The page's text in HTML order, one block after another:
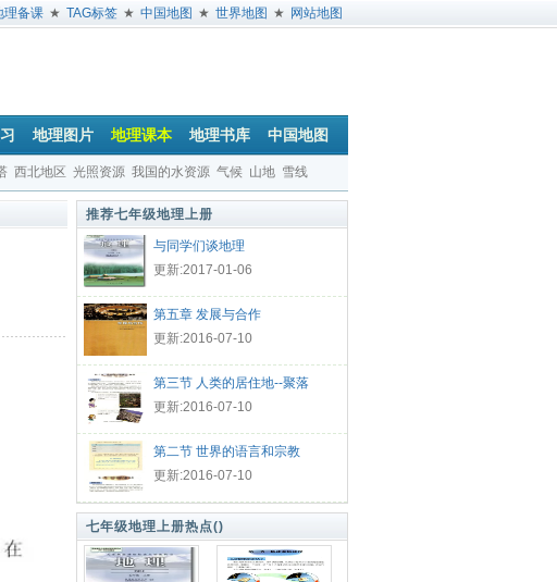
理备课 ★ TAG标签 ★ 中国地图 ★ 世界地图 ★ 网站地图
地理图片 地理课本 地理书库
中国地图
西北地区 光照资源 我国的水资源 气候 山地 雪线
推荐七年级地理上册
与同学们谈地理
更新:2017-01-06
第五章 发展与合作
更新:2016-07-10
第三节 人类的居住地--聚落
更新:2016-07-10
第二节 世界的语言和宗教
更新:2016-07-10
七年级地理上册热点()